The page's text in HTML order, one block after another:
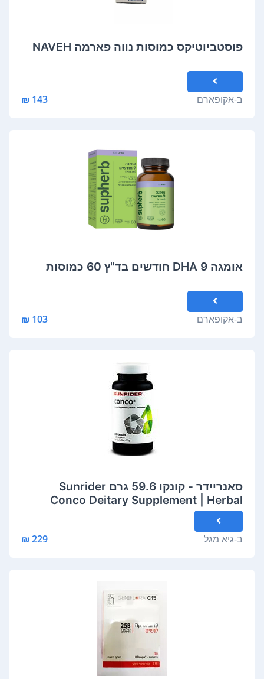
פוסטביוטיקס כמוסות נווה פארמה NAVEH
ב-אקופארם 143 ₪
אומגה DHA 9 חודשים בד"ץ 60 כמוסות
ב-אקופארם 103 ₪
סאנריידר - קונקו 59.6 גרם Sunrider
Conco Deitary Supplement | Herbal
Concentrate
ב-גיא מגל 229 ₪